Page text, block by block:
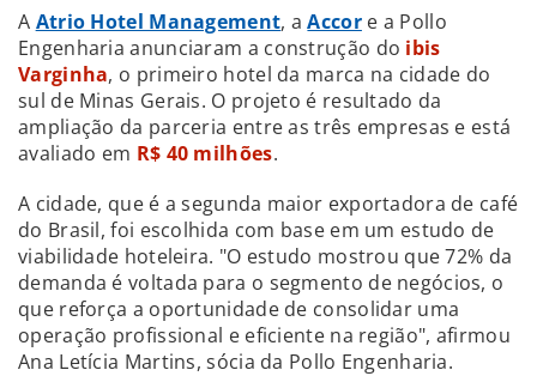
A Atrio Hotel Management, aAccore a Pollo
Engenharia anunciaram a construção do ibis
Varginha, o primeiro hotel da marca na cidade do
sul de Minas Gerais. O projeto é resultado da
ampliação da parceria entre as três empresas e está
avaliado em R$ 40 milhões.
A cidade, que é a segunda maior exportadora de café
do Brasil, foi escolhida com base em um estudo de
viabilidade hoteleira. "O estudo mostrou que 72% da
demanda é voltada para o segmento de negócios, o
que reforça a oportunidade de consolidar uma
operação profissional e eficiente na região", afirmou
Ana Letícia Martins, sócia da Pollo Engenharia.